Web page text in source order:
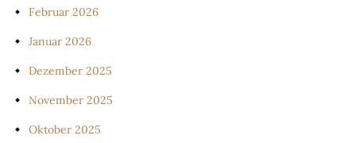
Februar 2026
Januar 2026
Dezember 2025
November 2025
Oktober 2025